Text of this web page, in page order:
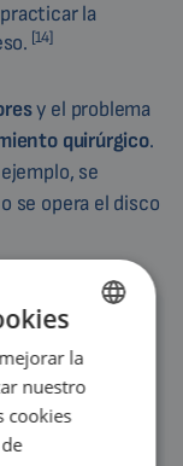
la
[14]
y el problema
quirúrgico.
se
se opera el disco
sólo
la
nuestro
cookies